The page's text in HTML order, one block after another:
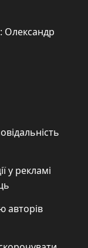
Олександр
у рекламі
авторів